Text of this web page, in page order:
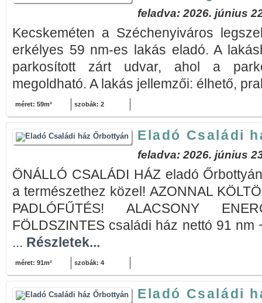
feladva: 2026. június
Kecskeméten a Széchenyiváros
erkélyes 59 nm-es lakás eladó. A
parkosított zárt udvar, ahol a
megoldható. A lakás jellemzői: élhető,
méret: 59m² szobák: 2
Eladó Családi
feladva: 2026. június
ÖNÁLLÓ CSALÁDI HÁZ eladó
a természethez közel! AZONNAL
PADLÓFŰTÉS! ALACSONY
FÖLDSZINTES családi ház nettó 91 nm
... Részletek...
méret: 91m² szobák: 4
Eladó Családi